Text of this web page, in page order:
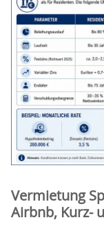
Vermietung
Airbnb, Kurz-